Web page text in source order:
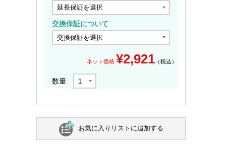
交換保証について
ネット価格 ¥2,921 （税込）
数量
お気に入りリストに追加する